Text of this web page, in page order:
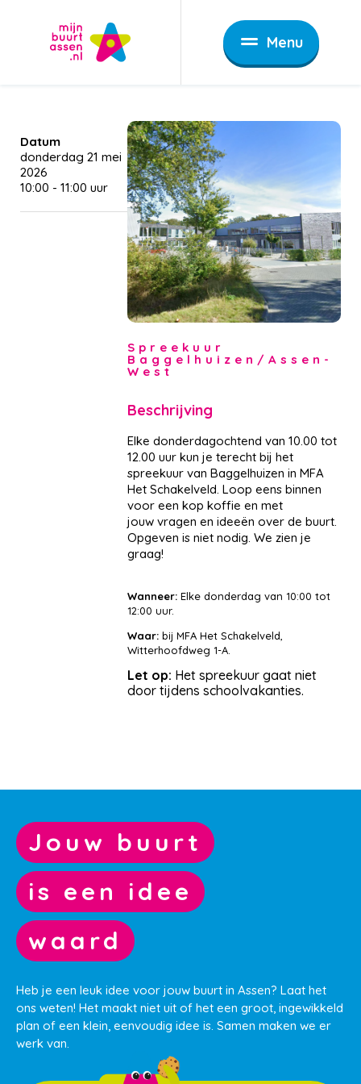
Menu
Spreekuur
Baggelhuizen/Assen-
West
Datum
donderdag 21 mei
2026
10:00 - 11:00
Beschrijving
Elke donderdagochtend van 10.00 tot
12.00 uur kun je terecht bij het
spreekuur van Baggelhuizen in MFA
Het Schakelveld. Loop eens binnen
voor een kop koffie en met
jouw vragen en ideeën over de buurt.
Opgeven is niet nodig. We zien je
graag!
Wanneer: Elke donderdag van 10:00 tot
12:00 uur.
Waar:bij MFA Het Schakelveld,
Witterhoofdweg 1-A.
Let op: Het spreekuur gaat niet
door tijdens schoolvakanties.
Jouw buurt
is een idee
waard
Heb je een leuk idee voor jouw buurt in Assen? Laat het
ons weten! Het maakt niet uit of het een groot, ingewikkeld
plan of een klein, eenvoudig idee is. Samen maken we er
werk van.